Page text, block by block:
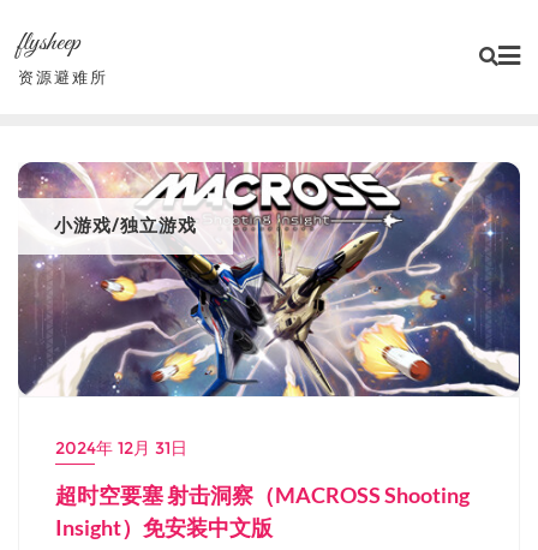
content
flysheep
资源避难所
小游戏/独立游戏
2024年 12月 31日
超时空要塞 射击洞察（MACROSS Shooting
Insight）免安装中文版